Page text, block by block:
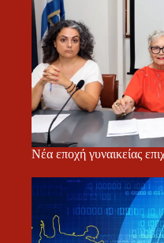
Νέα εποχή γυναικείας